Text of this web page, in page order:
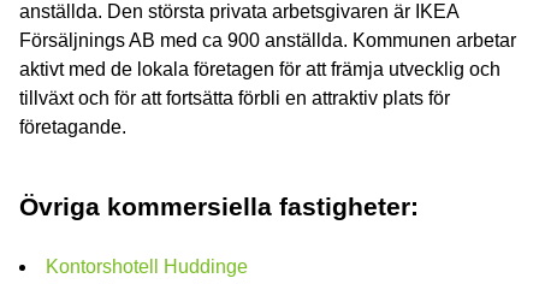
anställda. Den största privata arbetsgivaren är IKEA
Försäljnings AB med ca 900 anställda. Kommunen arbetar
aktivt med de lokala företagen för att främja utvecklig och
tillväxt och för att fortsätta förbli en attraktiv plats för
företagande.
Övriga kommersiella fastigheter:
Kontorshotell Huddinge